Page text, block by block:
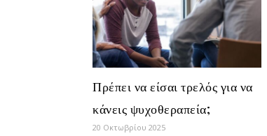
Πρέπει να είσαι τρελός για να
κάνεις ψυχοθεραπεία;
20 Οκτωβρίου 2025